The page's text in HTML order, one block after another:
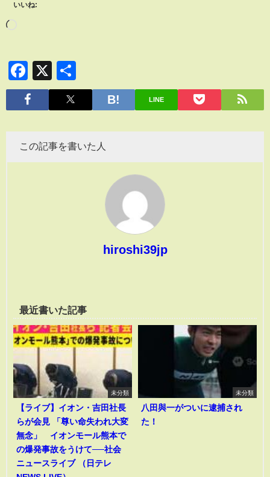
いいね:
Facebook
X
有
LINE
この記事を書いた人
hiroshi39jp
最近書いた記事
未分類
【ライブ】イオン・吉田社長
らが会見 「尊い命失われ大変
無念」 イオンモール熊本で
の爆発事故をうけて──社会
ニュースライブ （日テレ
未分類
八田與一がついに逮捕され
た！